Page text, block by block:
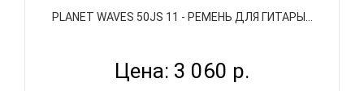
PLANET WAVES 50JS 11 - РЕМЕНЬ ДЛЯ ГИТАРЫ...
Цена: 3 060 р.